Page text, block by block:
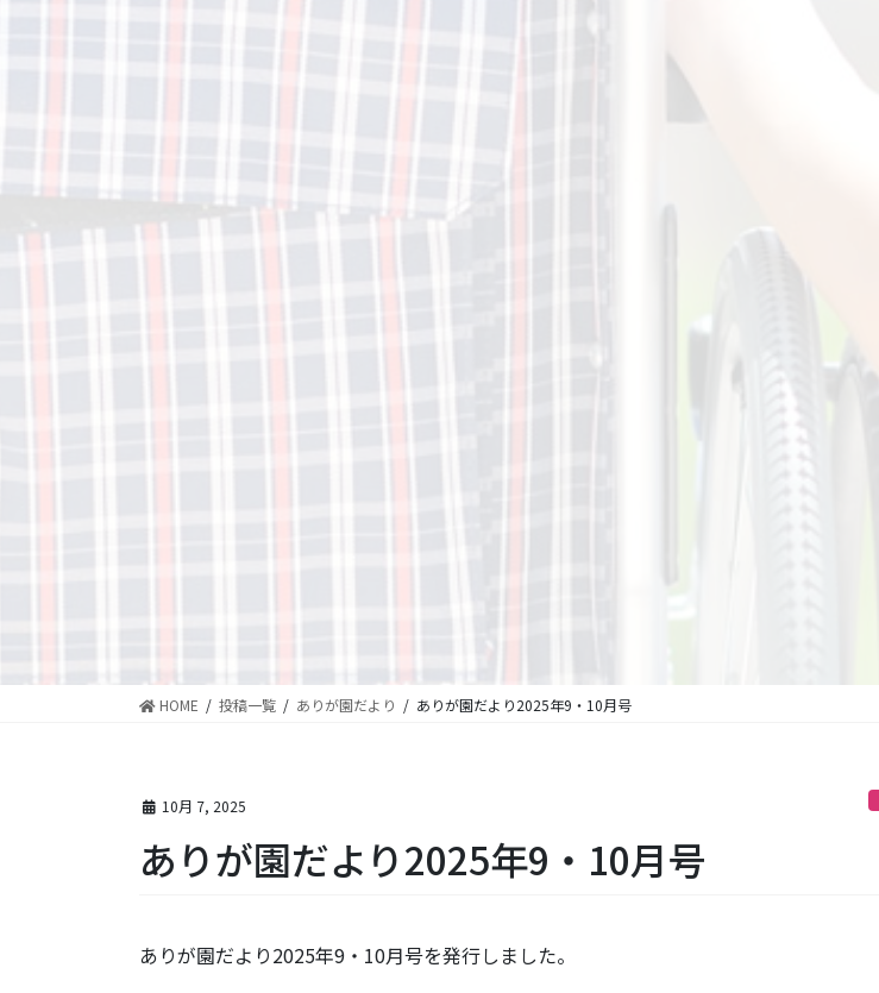
HOME 投稿一覧 ありが園だより ありが園だより2025年9・10月号
10月 7, 2025
ありが園だより2025年9・10月号
ありが園だより2025年9・10月号を発行しました。